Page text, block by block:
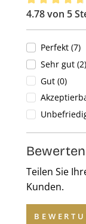
4.78 von 5
Perfekt (7)
Sehr gut (2)
Gut (0)
Teilen Sie
Kunden.